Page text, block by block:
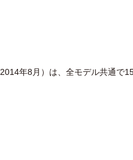
年8月）は、全モデル共通で